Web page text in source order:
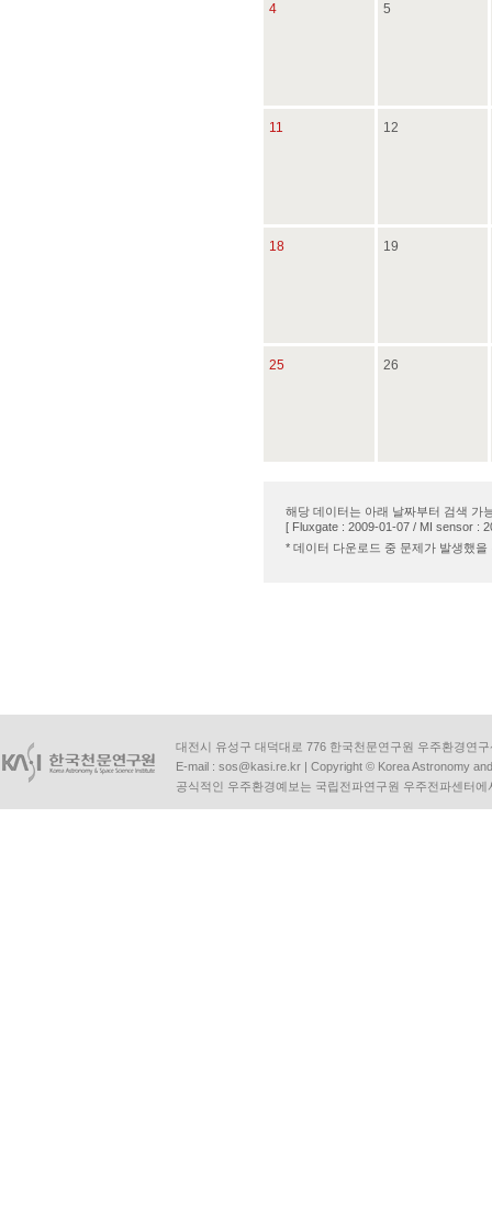
4 5
11 12
18 19
25 26
해당 데이터는 아래 날짜부터 검색 가
[ Fluxgate : 2009-01-07 / MI sensor :
* 데이터 다운로드 중 문제가 발생했
대전시 유성구 대덕대로 776 한국천문연구원 우주환경연
E-mail : sos@kasi.re.kr | Copyright © Korea Astronomy
공식적인 우주환경예보는 국립전파연구원 우주전파센터에